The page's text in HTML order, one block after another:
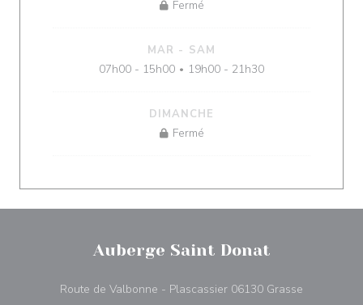
Fermé
MAR - SAM
07h00 - 15h00 • 19h00 - 21h30
DIMANCHE
Fermé
Auberge Saint Donat
Route de Valbonne - Plascassier 06130 Grasse